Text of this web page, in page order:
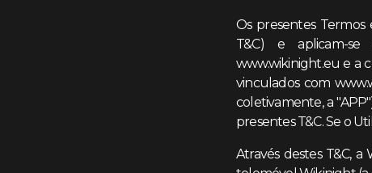
Os presentes
T&C) e aplicam-se
www.wikinight.eu e a
vinculados com
coletivamente, a
presentes T&C. Se o
Através destes T&C,